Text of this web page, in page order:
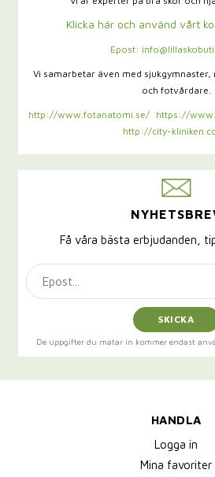
Klicka här och använd vårt
Epost:
Vi samarbetar även med sjukgymnaster,
och fotvårdare.
http://www.fotanatomi.se/
https://
http://city-
Få våra bästa erbjudanden,
SKICKA
De uppgifter du matar in kommer endast
HANDLA
Logga in
Mina favoriter